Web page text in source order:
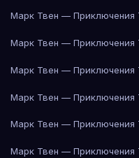
Марк Твен — Приключения
Марк Твен — Приключения
Марк Твен — Приключения
Марк Твен — Приключения
Марк Твен — Приключения
Марк Твен — Приключения